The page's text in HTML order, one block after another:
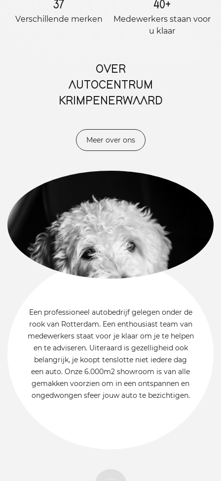
37
Verschillende merken
40+
Medewerkers staan ​​voor
u klaar
OVER
AUTOCENTRUM
KRIMPENERWAARD
Meer over ons
Een professioneel autobedrijf gelegen onder de
rook van Rotterdam. Een enthousiast team van
medewerkers staat voor je klaar om je te helpen
en te adviseren. Uiteraard is gezelligheid ook
belangrijk, je koopt tenslotte niet iedere dag
een auto. Onze 6.000m2 showroom is van alle
gemakken voorzien om in een ontspannen en
ongedwongen sfeer jouw auto te bezichtigen.